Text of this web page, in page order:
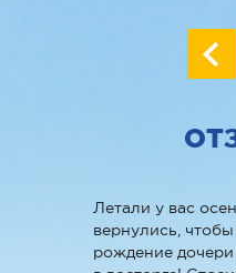
Летали у вас
вернулись,
рождение